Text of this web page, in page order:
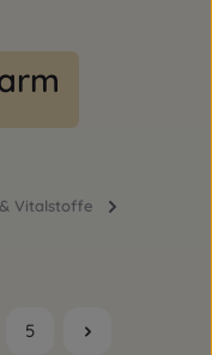
Vitalstoffe
Seite
5